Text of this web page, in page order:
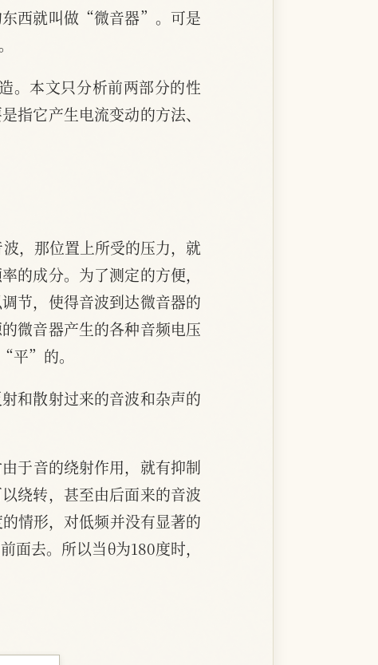
西就叫做“微音器”。可是
。本文只分析前两部分的性
指它产生电流变动的方法、
，那位置上所受的压力，就
的成分。为了测定的方便，
节，使得音波到达微音器的
微音器产生的各种音频电压
平”的。
和散射过来的音波和杂声的
于音的绕射作用，就有抑制
绕转，甚至由后面来的音波
情形，对低频并没有显著的
去。所以当θ为180度时，